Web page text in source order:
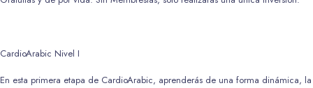
tu
CardioArabic Nivel I
En esta primera etapa de CardioArabic, aprenderás de una forma dinámica, la